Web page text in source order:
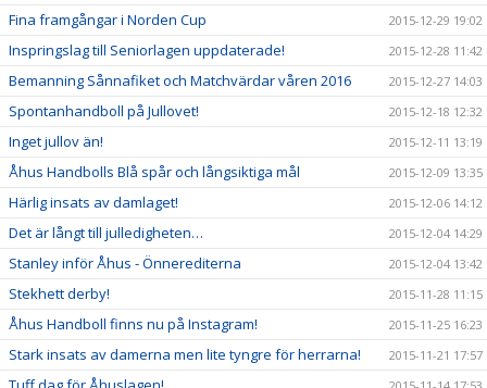
Fina framgångar i Norden Cup 2015-12-29 19:02
Inspringslag till Seniorlagen uppdaterade! 2015-12-28 11:42
Bemanning Sånnafiket och Matchvärdar våren 2016 2015-12-27 14:03
Spontanhandboll på Jullovet! 2015-12-18 12:32
Inget jullov än! 2015-12-11 13:19
Åhus Handbolls Blå spår och långsiktiga mål 2015-12-09 13:35
Härlig insats av damlaget! 2015-12-06 14:12
Det är långt till julledigheten… 2015-12-04 14:29
Stanley inför Åhus - Önnerediterna 2015-12-04 13:42
Stekhett derby! 2015-11-28 11:15
Åhus Handboll finns nu på Instagram! 2015-11-25 16:23
Stark insats av damerna men lite tyngre för herrarna! 2015-11-21 17:57